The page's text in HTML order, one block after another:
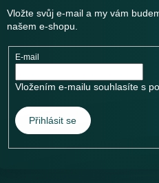
Vložte svůj e-mail a my vám
našem e-shopu.
E-mail
Vložením e-mailu souhlasíte s
Přihlásit se